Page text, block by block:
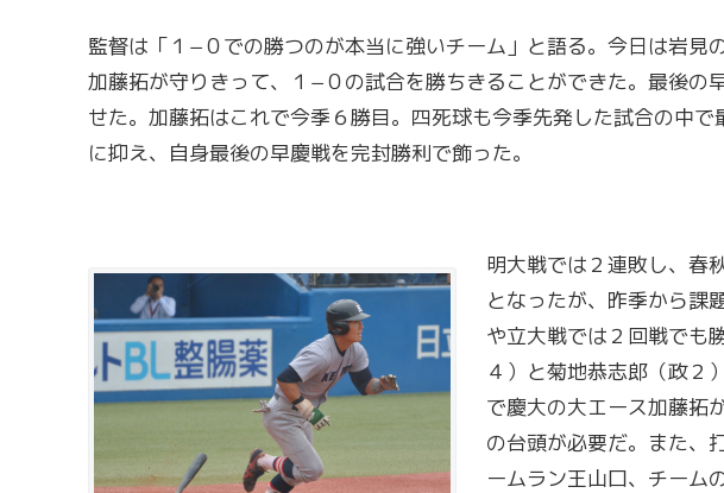
監督は「１−０での勝つのが本当に強いチーム」と語る。今日は岩見
加藤拓が守りきって、１−０の試合を勝ちきることができた。最後の
せた。加藤拓はこれで今季６勝目。四死球も今季先発した試合の中
に抑え、自身最後の早慶戦を完封勝利で飾った。
明大戦では２連敗し、春
となったが、昨季から課
や立大戦では２回戦でも
４）と菊地恭志郎（政２
で慶大の大エース加藤拓
の台頭が必要だ。また、
ームラン王山口、チーム